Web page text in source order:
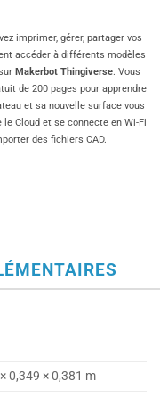
imprimer, gérer, partager vos
accéder à différents modèles
Makerbot Thingiverse. Vous
de 200 pages pour apprendre
et sa nouvelle surface vous
Cloud et se connecte en Wi-Fi
des fichiers CAD.
0,349 × 0,381 m